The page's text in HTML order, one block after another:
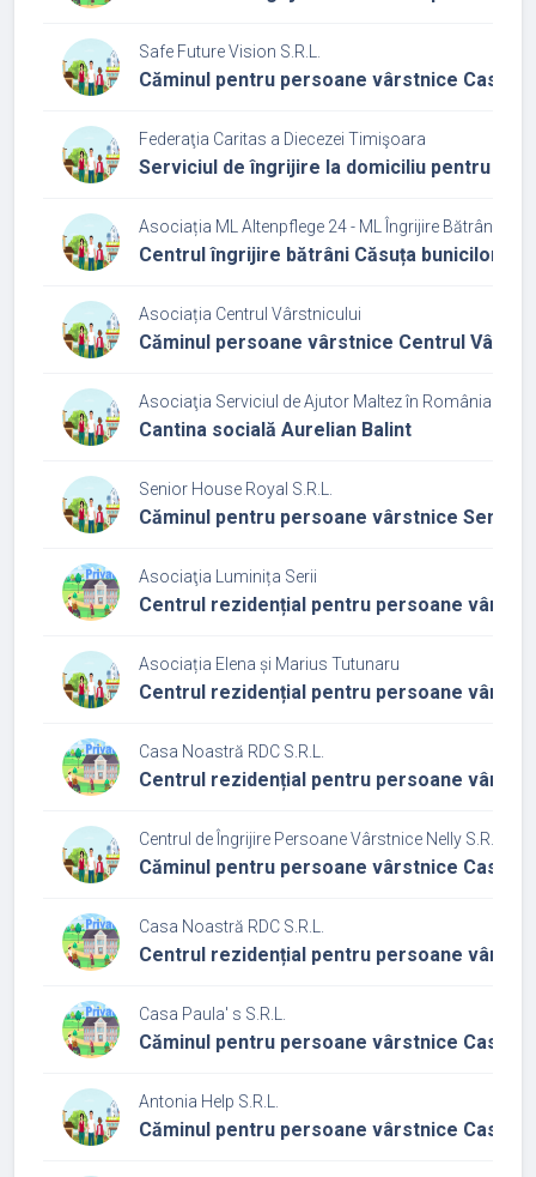
Safe Future Vision S.R.L.
Căminul pentru persoane vârstnice Casa
Federaţia Caritas a Diecezei Timişoara
Serviciul de îngrijire la domiciliu pentru
Asociația ML Altenpflege 24 - ML Îngrijire Bătrâni 24
Centrul îngrijire bătrâni Căsuța bunicilor
Asociația Centrul Vârstnicului
Căminul persoane vârstnice Centrul
Asociaţia Serviciul de Ajutor Maltez în România -
Cantina socială Aurelian Balint
Senior House Royal S.R.L.
Căminul pentru persoane vârstnice Senior
Asociaţia Luminița Serii
Centrul rezidențial pentru persoane
Asociația Elena și Marius Tutunaru
Centrul rezidențial pentru persoane
Casa Noastră RDC S.R.L.
Centrul rezidențial pentru persoane
Centrul de Îngrijire Persoane Vârstnice Nelly S.R.L.
Căminul pentru persoane vârstnice Casa
Casa Noastră RDC S.R.L.
Centrul rezidențial pentru persoane
Casa Paula' s S.R.L.
Căminul pentru persoane vârstnice Casa
Antonia Help S.R.L.
Căminul pentru persoane vârstnice Casa